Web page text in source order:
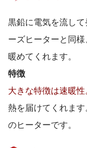
黒鉛に電気を流し
ーズヒーターと同
暖めてくれます。
特徴
大きな特徴は速暖性
熱を届けてくれま
のヒーターです。